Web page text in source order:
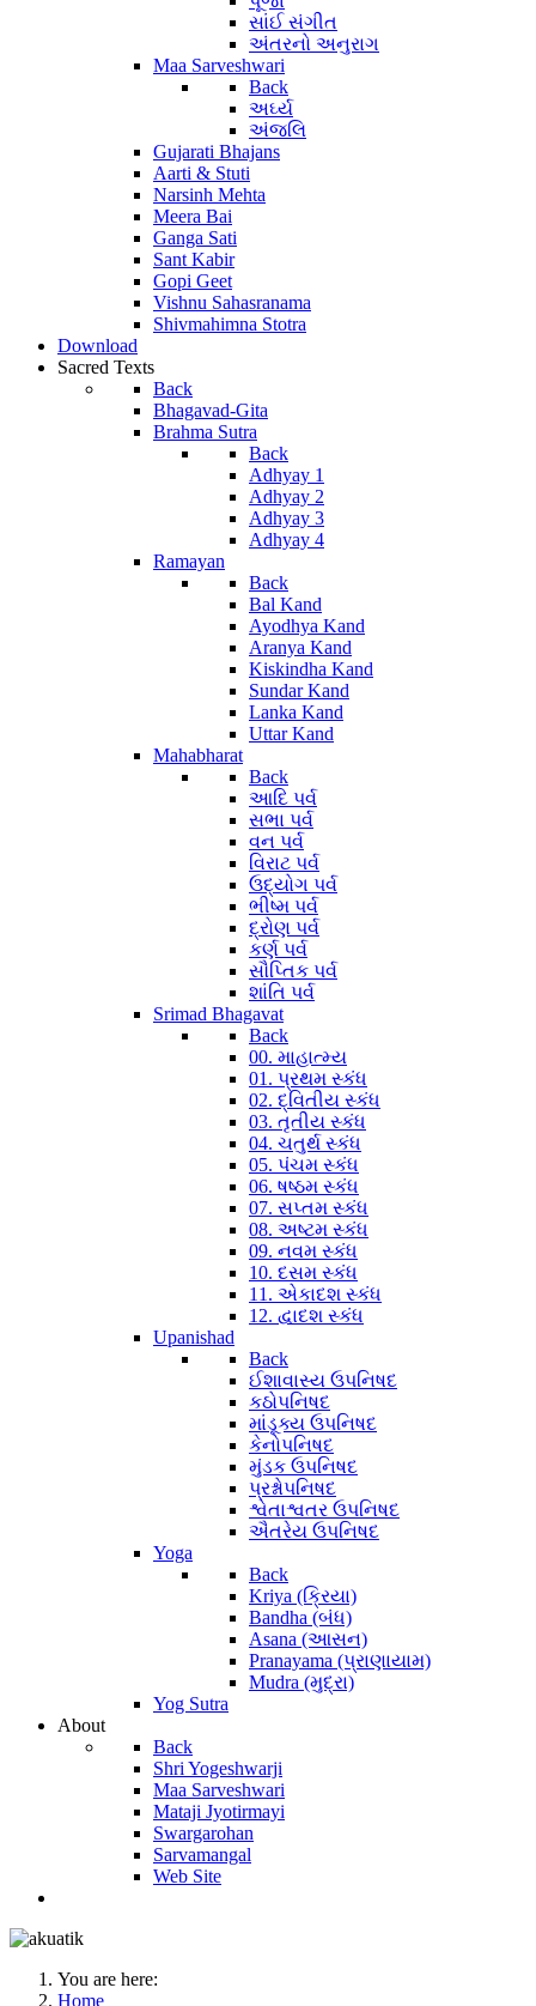
સાંઈ સંગીત
અંતરનો અનુરાગ
Maa Sarveshwari
Back
અર્ઘ્ય
અંજલિ
Gujarati Bhajans
Aarti & Stuti
Narsinh Mehta
Meera Bai
Ganga Sati
Sant Kabir
Gopi Geet
Vishnu Sahasranama
Shivmahimna Stotra
Download
Sacred Texts
Back
Bhagavad-Gita
Brahma Sutra
Back
Adhyay 1
Adhyay 2
Adhyay 3
Adhyay 4
Ramayan
Back
Bal Kand
Ayodhya Kand
Aranya Kand
Kiskindha Kand
Sundar Kand
Lanka Kand
Uttar Kand
Mahabharat
Back
આદિ પર્વ
સભા પર્વ
વન પર્વ
વિરાટ પર્વ
ઉદ્યોગ પર્વ
ભીષ્મ પર્વ
દ્રોણ પર્વ
કર્ણ પર્વ
સૌપ્તિક પર્વ
શાંતિ પર્વ
Srimad Bhagavat
Back
00. માહાત્મ્ય
01. પ્રથમ સ્કંધ
02. દ્વિતીય સ્કંધ
03. તૃતીય સ્કંધ
04. ચતુર્થ સ્કંધ
05. પંચમ સ્કંધ
06. ષષ્ઠમ સ્કંધ
07. સપ્તમ સ્કંધ
08. અષ્ટમ સ્કંધ
09. નવમ સ્કંધ
10. દસમ સ્કંધ
11. એકાદશ સ્કંધ
12. દ્વાદશ સ્કંધ
Upanishad
Back
ઈશાવાસ્ય ઉપનિષદ
કઠોપનિષદ
માંડૂક્ય ઉપનિષદ
કેનોપનિષદ
મુંડક ઉપનિષદ
પ્રશ્નોપનિષદ
શ્વેતાશ્વતર ઉપનિષદ
ઐતરેય ઉપનિષદ
Yoga
Back
Kriya (ક્રિયા)
Bandha (બંધ)
Asana (આસન)
Pranayama (પ્રાણાયામ)
Mudra (મુદ્રા)
Yog Sutra
About
Back
Shri Yogeshwarji
Maa Sarveshwari
Mataji Jyotirmayi
Swargarohan
Sarvamangal
Web Site
You are here:
Home